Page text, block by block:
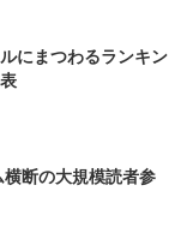
にまつわるランキン
断の大規模読者参